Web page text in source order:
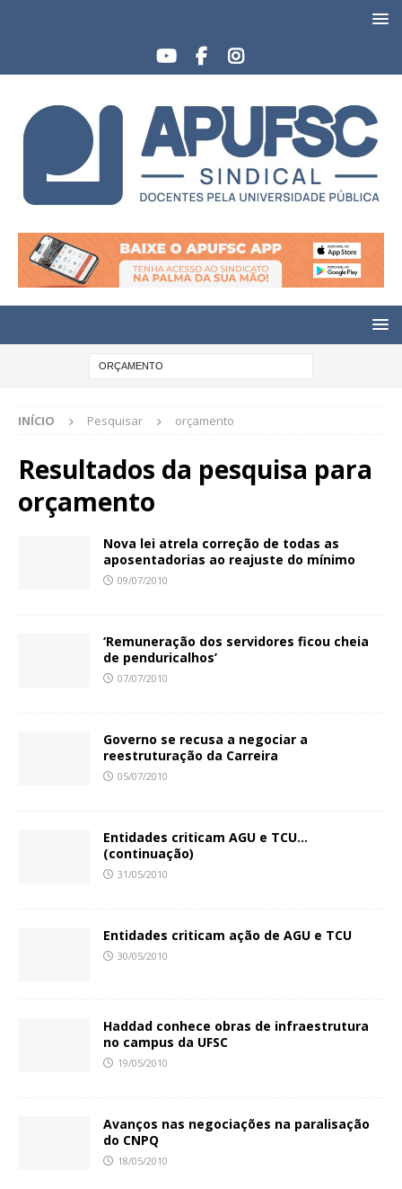
INÍCIO Pesquisar orçamento
Resultados da pesquisa para
orçamento
Nova lei atrela correção de todas as
aposentadorias ao reajuste do mínimo
09/07/2010
‘Remuneração dos servidores ficou cheia
de penduricalhos’
07/07/2010
Governo se recusa a negociar a
reestruturação da Carreira
05/07/2010
Entidades criticam AGU e TCU…
(continuação)
31/05/2010
Entidades criticam ação de AGU e TCU
30/05/2010
Haddad conhece obras de infraestrutura
no campus da UFSC
19/05/2010
Avanços nas negociações na paralisação
do CNPQ
18/05/2010